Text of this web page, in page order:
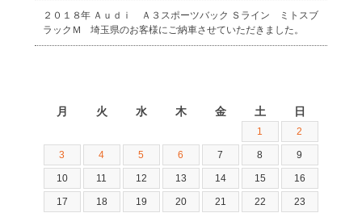
２０１８年 Ａｕｄｉ Ａ３スポーツバック Ｓライン ミトスブ
ラックＭ 埼玉県のお客様にご納車させていただきました。
月 火 水 木 金 土 日
1 2
3 4 5 6 7 8 9
10 11 12 13 14 15 16
17 18 19 20 21 22 23